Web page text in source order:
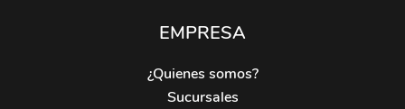
EMPRESA
¿Quienes somos?
Sucursales